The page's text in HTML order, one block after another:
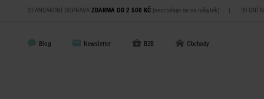
STANDARDNÍ DOPRAVA ZDARMA OD 2 500 KČ (nevztahuje se na nábytek) | 30 DNÍ
Blog Newsletter B2B Obchody